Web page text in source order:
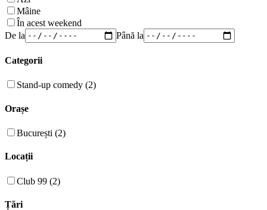
Mâine
În acest weekend
De la
Până la
Categorii
Stand-up comedy (2)
Orașe
București (2)
Locații
Club 99 (2)
Țări